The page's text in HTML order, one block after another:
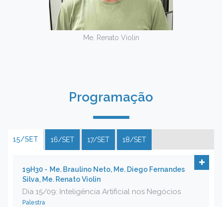
Me. Renato Violin
Programação
15/SET 16/SET 17/SET 18/SET
19H30 - Me. Braulino Neto, Me. Diego Fernandes
Silva, Me. Renato Violin
Dia 15/09: Inteligência Artificial nos Negócios
Palestra